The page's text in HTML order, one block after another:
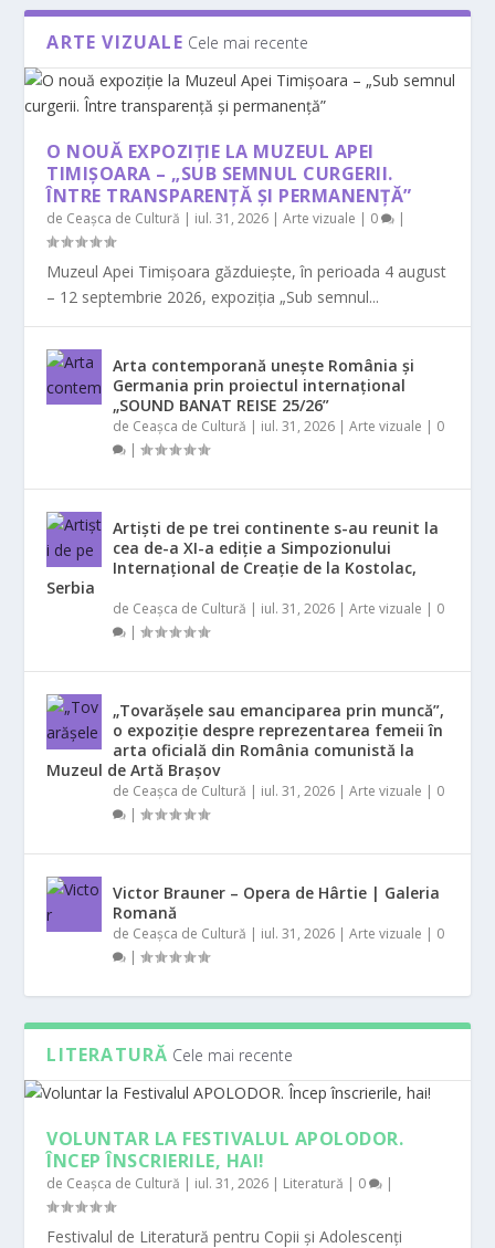
ARTE VIZUALE Cele mai recente
O NOUĂ EXPOZIȚIE LA MUZEUL APEI
TIMIȘOARA – „SUB SEMNUL CURGERII.
ÎNTRE TRANSPARENȚĂ ȘI PERMANENȚĂ”
de Ceașca de Cultură | iul. 31, 2026 |Arte vizuale | 0 |
Muzeul Apei Timișoara găzduiește, în perioada 4 august
– 12 septembrie 2026, expoziția „Sub semnul...
Arta contemporană unește România și
Germania prin proiectul internațional
„SOUND BANAT REISE 25/26”
de Ceașca de Cultură | iul. 31, 2026 |Arte vizuale | 0
|
Artiști de pe trei continente s-au reunit la
cea de-a XI-a ediție a Simpozionului
Internațional de Creație de la Kostolac,
Serbia
de Ceașca de Cultură | iul. 31, 2026 |Arte vizuale | 0
|
„Tovarășele sau emanciparea prin muncă”,
o expoziție despre reprezentarea femeii în
arta oficială din România comunistă la
Muzeul de Artă Brașov
de Ceașca de Cultură | iul. 31, 2026 |Arte vizuale | 0
|
Victor Brauner – Opera de Hârtie | Galeria
Romană
de Ceașca de Cultură | iul. 31, 2026 |Arte vizuale | 0
|
LITERATURĂ Cele mai recente
VOLUNTAR LA FESTIVALUL APOLODOR.
ÎNCEP ÎNSCRIERILE, HAI!
de Ceașca de Cultură | iul. 31, 2026 | Literatură | 0 |
Festivalul de Literatură pentru Copii și Adolescenți